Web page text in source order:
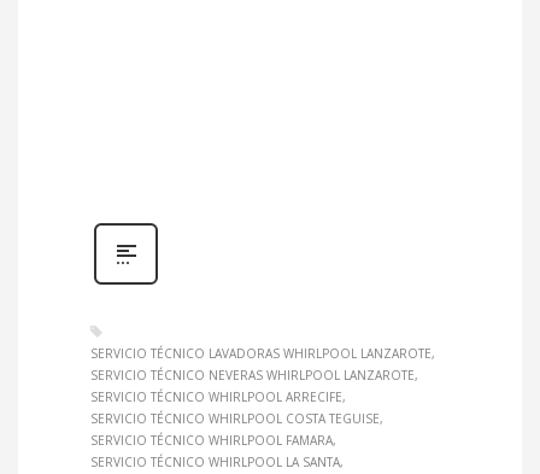
SERVICIO TÉCNICO LAVADORAS WHIRLPOOL LANZAROTE
SERVICIO TÉCNICO NEVERAS WHIRLPOOL LANZAROTE
SERVICIO TÉCNICO WHIRLPOOL ARRECIFE
SERVICIO TÉCNICO WHIRLPOOL COSTA TEGUISE
SERVICIO TÉCNICO WHIRLPOOL FAMARA
SERVICIO TÉCNICO WHIRLPOOL LA SANTA